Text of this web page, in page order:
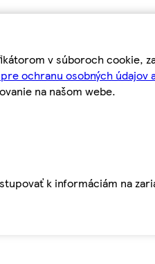
v súboroch cookie,
ochranu osobných údajov
na našom webe.
k informáciám na